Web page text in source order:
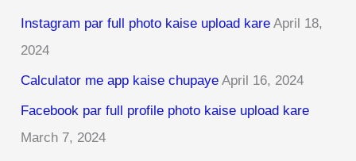
h
f
o
r
:
Instagram par full photo kaise upload kare April 18,
2024
Calculator me app kaise chupaye April 16, 2024
Facebook par full profile photo kaise upload kare
March 7, 2024